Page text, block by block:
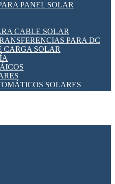
PANEL SOLAR
CABLE SOLAR
PARA DC
CARGA SOLAR
SOLARES
SPDS PARA